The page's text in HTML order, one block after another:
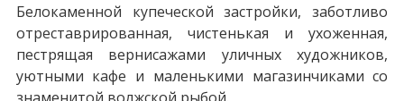
Белокаменной купеческой застройки, заботливо
отреставрированная, чистенькая и ухоженная,
пестрящая вернисажами уличных художников,
уютными кафе и маленькими магазинчиками со
знаменитой волжской рыбой.